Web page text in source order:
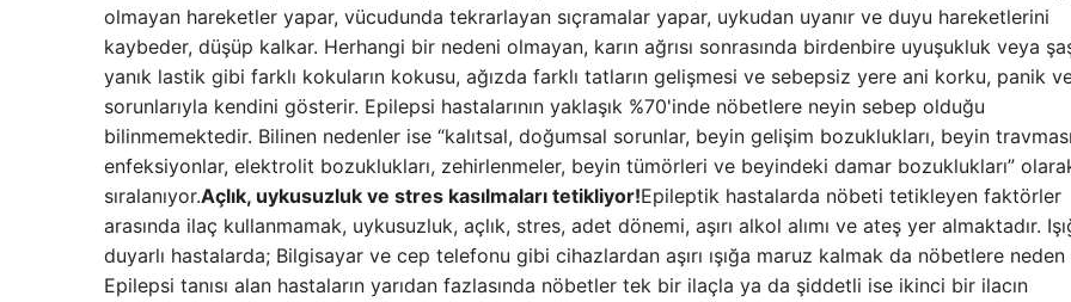
olmayan hareketler yapar, vücudunda tekrarlayan sıçramalar yapar, uykudan uyanır ve duyu hareketlerini
kaybeder, düşüp kalkar. Herhangi bir nedeni olmayan, karın ağrısı sonrasında birdenbire uyuşukluk veya
yanık lastik gibi farklı kokuların kokusu, ağızda farklı tatların gelişmesi ve sebepsiz yere ani korku, panik
sorunlarıyla kendini gösterir. Epilepsi hastalarının yaklaşık %70'inde nöbetlere neyin sebep olduğu
bilinmemektedir. Bilinen nedenler ise “kalıtsal, doğumsal sorunlar, beyin gelişim bozuklukları, beyin
enfeksiyonlar, elektrolit bozuklukları, zehirlenmeler, beyin tümörleri ve beyindeki damar bozuklukları”
sıralanıyor.Açlık, uykusuzluk ve stres kasılmaları tetikliyor!Epileptik hastalarda nöbeti tetikleyen faktörler
arasında ilaç kullanmamak, uykusuzluk, açlık, stres, adet dönemi, aşırı alkol alımı ve ateş yer almaktadır.
duyarlı hastalarda; Bilgisayar ve cep telefonu gibi cihazlardan aşırı ışığa maruz kalmak da nöbetlere neden
Epilepsi tanısı alan hastaların yarıdan fazlasında nöbetler tek bir ilaçla ya da şiddetli ise ikinci bir ilacın